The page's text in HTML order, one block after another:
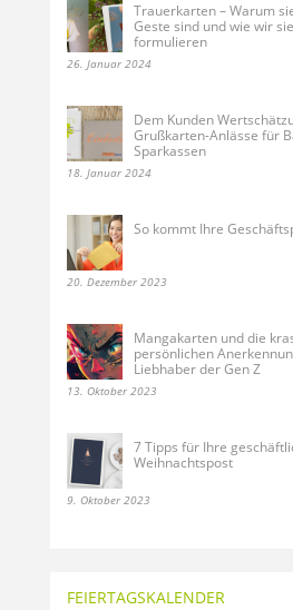
Trauerkarten – Warum
Geste sind und wie wir
formulieren
26. Januar 2024
Dem Kunden
Grußkarten-Anlässe für
Sparkassen
18. Januar 2024
So kommt Ihre
20. Dezember 2023
Mangakarten und die
persönlichen
Liebhaber der Gen Z
13. Oktober 2023
7 Tipps für Ihre
Weihnachtspost
9. Oktober 2023
FEIERTAGSKALENDER